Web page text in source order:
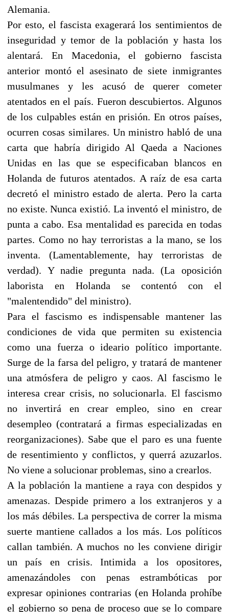
Alemania.
Por esto, el fascista exagerará los sentimientos de
inseguridad y temor de la población y hasta los
alentará. En Macedonia, el gobierno fascista
anterior montó el asesinato de siete inmigrantes
musulmanes y les acusó de querer cometer
atentados en el país. Fueron descubiertos. Algunos
de los culpables están en prisión. En otros países,
ocurren cosas similares. Un ministro habló de una
carta que habría dirigido Al Qaeda a Naciones
Unidas en las que se especificaban blancos en
Holanda de futuros atentados. A raíz de esa carta
decretó el ministro estado de alerta. Pero la carta
no existe. Nunca existió. La inventó el ministro, de
punta a cabo. Esa mentalidad es parecida en todas
partes. Como no hay terroristas a la mano, se los
inventa. (Lamentablemente, hay terroristas de
verdad). Y nadie pregunta nada. (La oposición
laborista en Holanda se contentó con el
"malentendido" del ministro).
Para el fascismo es indispensable mantener las
condiciones de vida que permiten su existencia
como una fuerza o ideario político importante.
Surge de la farsa del peligro, y tratará de mantener
una atmósfera de peligro y caos. Al fascismo le
interesa crear crisis, no solucionarla. El fascismo
no invertirá en crear empleo, sino en crear
desempleo (contratará a firmas especializadas en
reorganizaciones). Sabe que el paro es una fuente
de resentimiento y conflictos, y querrá azuzarlos.
No viene a solucionar problemas, sino a crearlos.
A la población la mantiene a raya con despidos y
amenazas. Despide primero a los extranjeros y a
los más débiles. La perspectiva de correr la misma
suerte mantiene callados a los más. Los políticos
callan también. A muchos no les conviene dirigir
un país en crisis. Intimida a los opositores,
amenazándoles con penas estrambóticas por
expresar opiniones contrarias (en Holanda prohíbe
el gobierno so pena de proceso que se lo compare